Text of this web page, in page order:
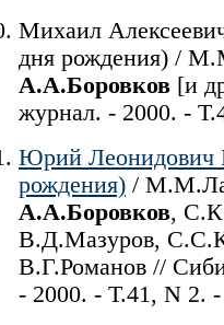
Михаил
дня рождения) /
А.А.Боровков [и
журнал. - 2000. -
Юрий Леонидович
рождения) /
А.А.Боровков,
В.Д.Мазуров,
В.Г.Романов //
- 2000. - Т.41, N 2.